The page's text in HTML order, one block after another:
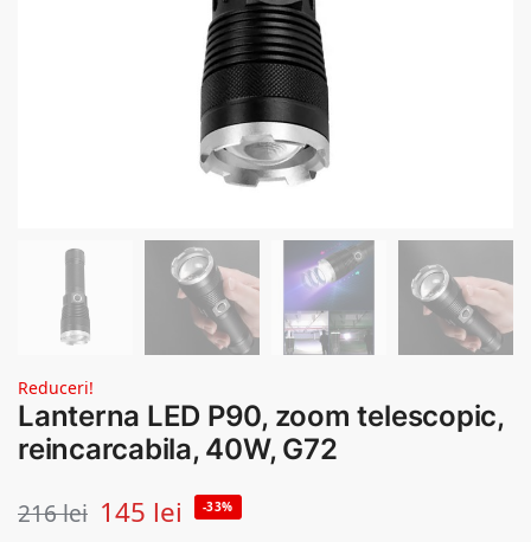
Reduceri!
Lanterna LED P90, zoom telescopic,
reincarcabila, 40W, G72
216lei 145 lei -33%